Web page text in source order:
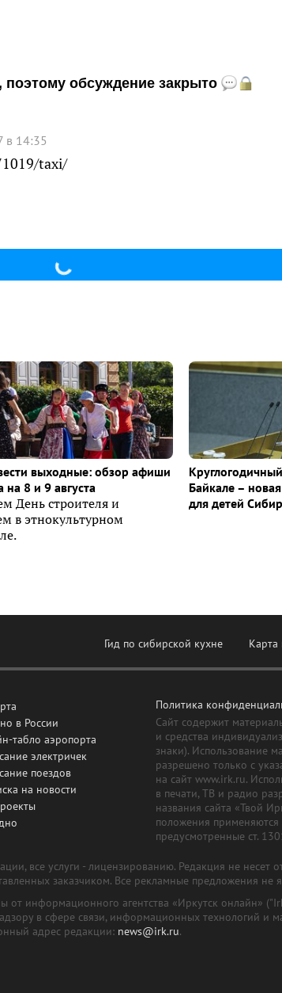
поэтому обсуждение закрыто
в 14:35
taxi/
выходные: обзор афиши
на 8 и 9 августа
День строителя и
в этнокультурном
Байкале –
для детей
Гид по сибирской кухне Карта
в России
табло аэропорта
электричек
поездов
на новости
Политика
Сайт содержит
и средства
знаки). Использование
разрешено только с
на сайт www.irk.ru.
в печати, ТВ и радио
названия сайта «Твой
положения применяются
предусмотренные ст.
все услуги - лицензированию. Редакция не несет
заказчиком. Все рекламные предложения не
от информационного агентства «Иркутск
в сфере связи, информационных технологий и
адрес редакции: news@irk.ru.